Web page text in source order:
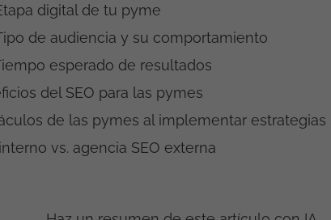
digital de tu pyme
de audiencia y su comportamiento
esperado de resultados
del SEO para las pymes
de las pymes al implementar estrategias
vs. agencia SEO externa